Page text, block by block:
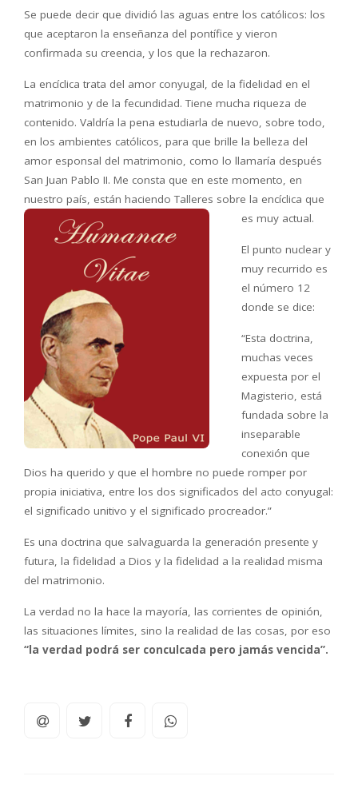
Se puede decir que dividió las aguas entre los católicos: los
que aceptaron la enseñanza del pontífice y vieron
confirmada su creencia, y los que la rechazaron.
La encíclica trata del amor conyugal, de la fidelidad en el
matrimonio y de la fecundidad. Tiene mucha riqueza de
contenido. Valdría la pena estudiarla de nuevo, sobre todo,
en los ambientes católicos, para que brille la belleza del
amor esponsal del matrimonio, como lo llamaría después
San Juan Pablo II. Me consta que en este momento, en
nuestro país, están haciendo Talleres sobre la encíclica que
es muy actual.
El punto nuclear y
muy recurrido es
el número 12
donde se dice:
“Esta doctrina,
muchas veces
expuesta por el
Magisterio, está
fundada sobre la
inseparable
conexión que
Dios ha querido y que el hombre no puede romper por
propia iniciativa, entre los dos significados del acto conyugal:
el significado unitivo y el significado procreador.”
Es una doctrina que salvaguarda la generación presente y
futura, la fidelidad a Dios y la fidelidad a la realidad misma
del matrimonio.
La verdad no la hace la mayoría, las corrientes de opinión,
las situaciones límites, sino la realidad de las cosas, por eso
“la verdad podrá ser conculcada pero jamás vencida”.